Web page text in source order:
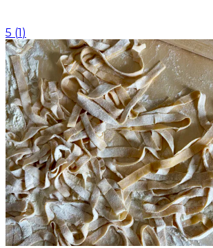
5 (1 )